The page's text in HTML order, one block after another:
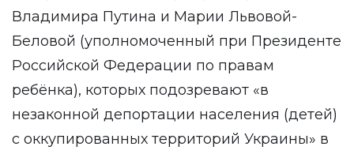
Владимира Путина и Марии Львовой-
Беловой (уполномоченный при Президенте
Российской Федерации по правам
ребёнка), которых подозревают «в
незаконной депортации населения (детей)
с оккупированных территорий Украины» в